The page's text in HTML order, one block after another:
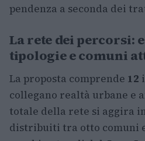
pendenza a seconda dei
La rete dei percorsi:
tipologie e comuni
La proposta comprende 12
collegano realtà urbane e
totale della rete si aggira
distribuiti tra otto comuni